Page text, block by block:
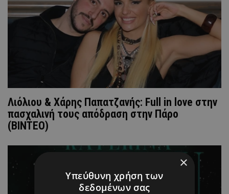
Λιόλιου & Χάρης Παπατζανής: Full in love στην
πασχαλινή τους απόδραση στην Πάρο
(ΒΙΝΤΕΟ)
×
Υπεύθυνη χρήση των
δεδομένων σας